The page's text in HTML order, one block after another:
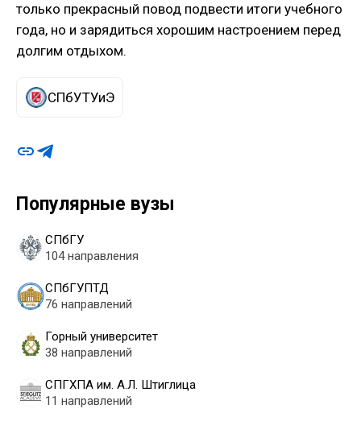
Популярные вузы
СПбГУ
104 направления
СПбГУПТД
76 направлений
Горный университет
38 направлений
СПГХПА им. А.Л. Штиглица
11 направлений
только прекрасный повод подвести итоги учебного
года, но и зарядиться хорошим настроением перед
долгим отдыхом.
СПбУТУиЭ